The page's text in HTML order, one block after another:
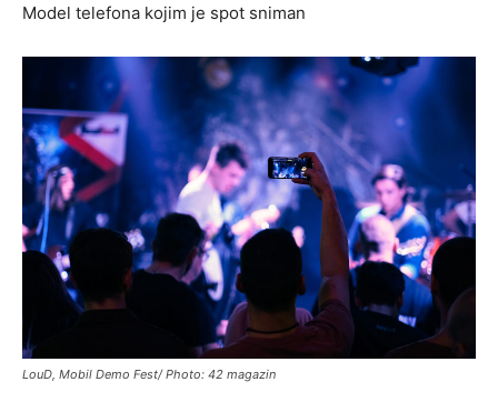
Model telefona kojim je spot sniman
LouD, Mobil Demo Fest/ Photo: 42 magazin